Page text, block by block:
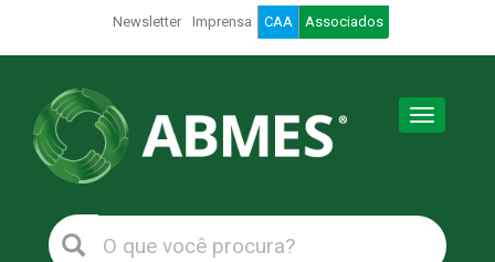
Newsletter Imprensa CAA Associados
Toggle